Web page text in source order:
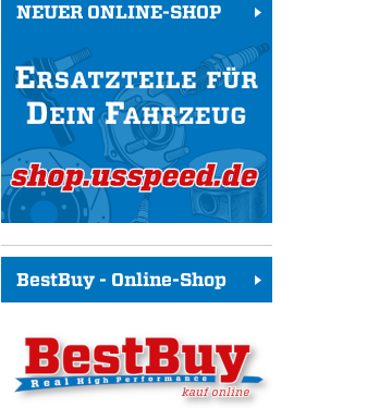
NEUER ONLINE-SHOP
BestBuy - Online-Shop